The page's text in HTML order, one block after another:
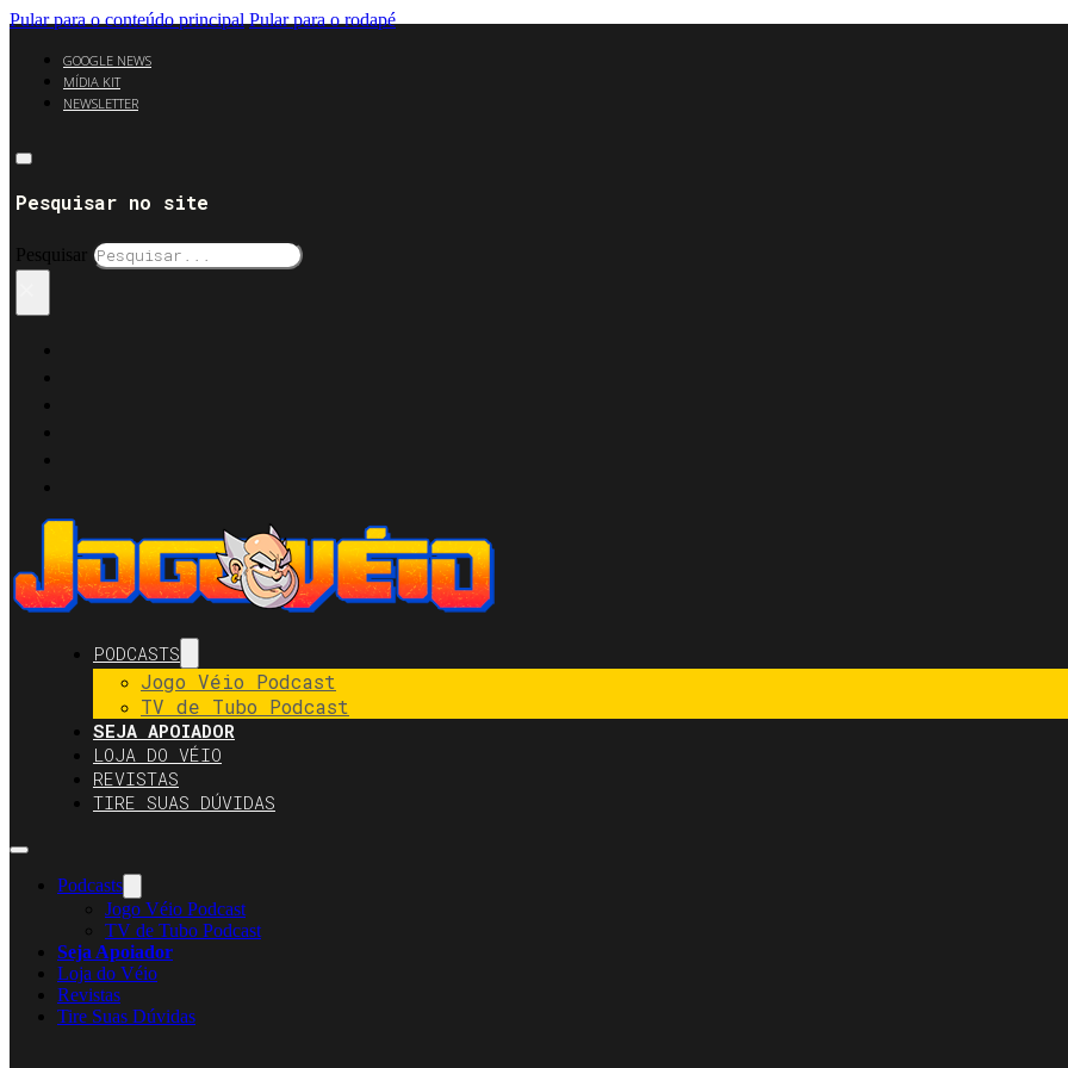
Pular para o conteúdo principal Pular para o rodapé
GOOGLE NEWS
MÍDIA KIT
NEWSLETTER
Pesquisar no site
Pesquisar
PODCASTS
Jogo Véio Podcast
TV de Tubo Podcast
SEJA APOIADOR
LOJA DO VÉIO
REVISTAS
TIRE SUAS DÚVIDAS
Podcasts
Jogo Véio Podcast
TV de Tubo Podcast
Seja Apoiador
Loja do Véio
Revistas
Tire Suas Dúvidas